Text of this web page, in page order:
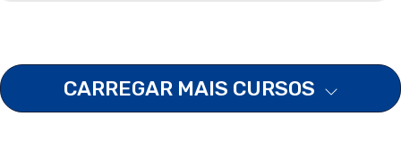
CARREGAR MAIS CURSOS